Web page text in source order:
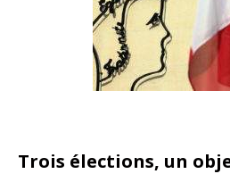
Trois élections, un